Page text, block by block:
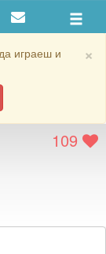
×
играеш и
109